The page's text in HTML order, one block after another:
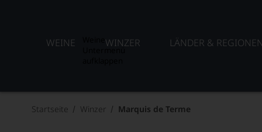
WEINE WINZER LÄNDER & REGIONEN
Startseite Winzer Marquis de Terme